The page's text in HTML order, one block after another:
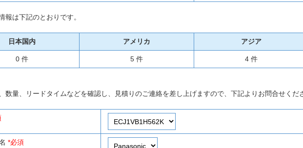
報は下記のとおりです。
日本国内 アメリカ アジア
0 件 5 件 4 件
数量、リードタイムなどを確認し、見積りのご連絡を差し上げますので、下記よりお問合せくだ
*必須